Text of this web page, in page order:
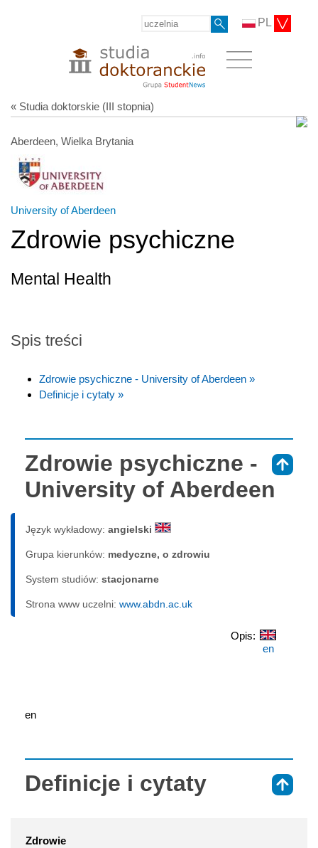
PL
« Studia doktorskie (III stopnia)
Aberdeen, Wielka Brytania
University of Aberdeen
Zdrowie psychiczne
Mental Health
Spis treści
Zdrowie psychiczne - University of Aberdeen »
Definicje i cytaty »
Zdrowie psychiczne -
University of Aberdeen
Język wykładowy: angielski
Grupa kierunków: medyczne, o zdrowiu
System studiów: sta­cjo­nar­ne
Strona www uczelni: www.abdn.ac.uk
Opis:
en
en
Definicje i cytaty
Zdrowie